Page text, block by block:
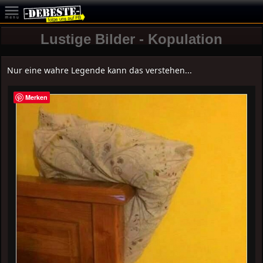
Lustige Bilder - Kopulation
Nur eine wahre Legende kann das verstehen...
Merken